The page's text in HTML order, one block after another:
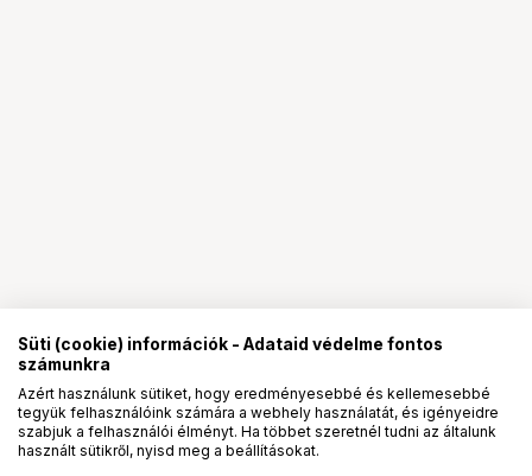
PROpartnerségek
Süti (cookie) információk - Adataid védelme fontos
számunkra
Azért használunk sütiket, hogy eredményesebbé és kellemesebbé
tegyük felhasználóink számára a webhely használatát, és igényeidre
szabjuk a felhasználói élményt. Ha többet szeretnél tudni az általunk
használt sütikről, nyisd meg a beállításokat.